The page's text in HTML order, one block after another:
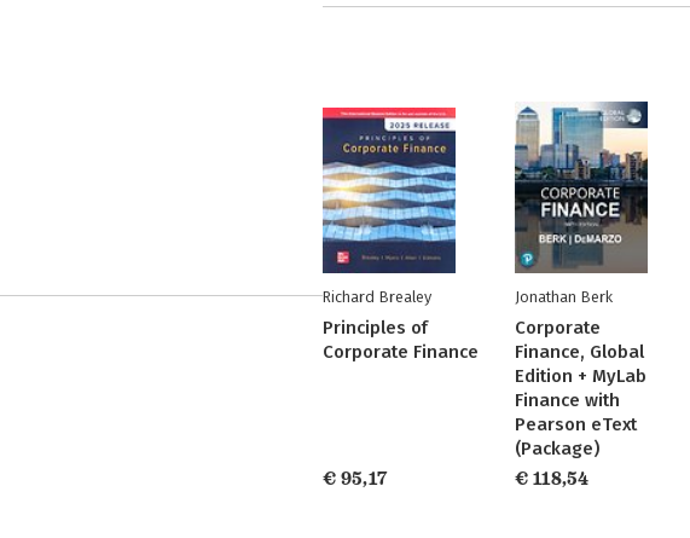
Richard Brealey
Principles of
Corporate Finance
€ 95,17
Jonathan Berk
Corporate
Finance, Global
Edition + MyLab
Finance with
Pearson eText
(Package)
€ 118,54